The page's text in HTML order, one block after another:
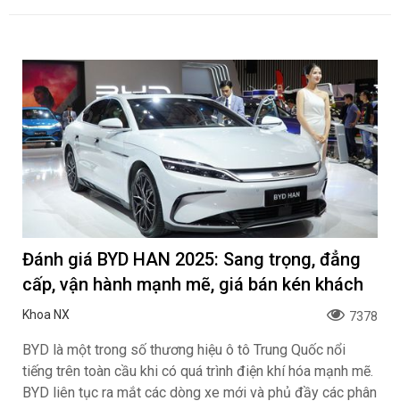
Đánh giá BYD HAN 2025: Sang trọng, đẳng
cấp, vận hành mạnh mẽ, giá bán kén khách
Khoa NX 7378
BYD là một trong số thương hiệu ô tô Trung Quốc nổi
tiếng trên toàn cầu khi có quá trình điện khí hóa mạnh mẽ.
BYD liên tục ra mắt các dòng xe mới và phủ đầy các phân